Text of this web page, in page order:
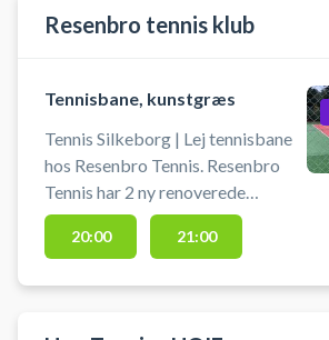
Resenbro tennis klub
Tennisbane, kunstgræs
Tennis Silkeborg | Lej tennisbane
hos Resenbro Tennis. Resenbro
Tennis har 2 ny renoverede
kunstgræs baner. Book
tennisbane og spil tennis ved
20:00 21:00